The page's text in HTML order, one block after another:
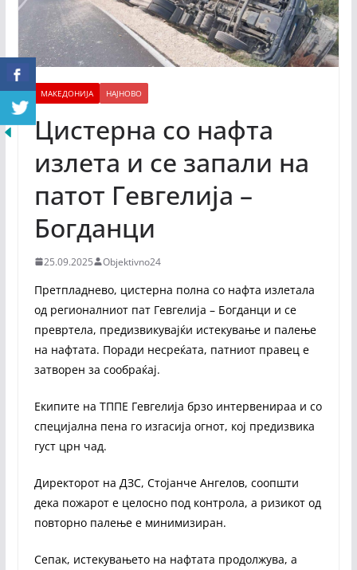
МАКЕДОНИЈА НАЈНОВО
Цистерна со нафта
излета и се запали на
патот Гевгелија –
Богданци
25.09.2025 Objektivno24
Претпладнево, цистерна полна со нафта излетала
од регионалниот пат Гевгелија – Богданци и се
превртела, предизвикувајќи истекување и палење
на нафтата. Поради несреќата, патниот правец е
затворен за сообраќај.
Екипите на ТППЕ Гевгелија брзо интервенираа и со
специјална пена го изгасија огнот, кој предизвика
густ црн чад.
Директорот на ДЗС, Стојанче Ангелов, соопшти
дека пожарот е целосно под контрола, а ризикот од
повторно палење е минимизиран.
Сепак, истекувањето на нафтата продолжува, а